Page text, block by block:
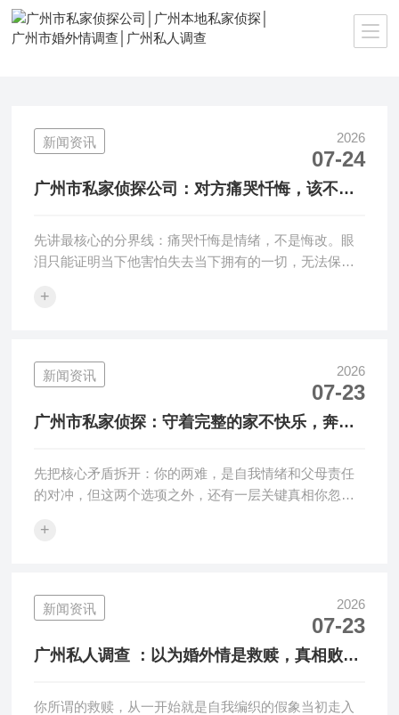
首页
新闻资讯 2026
07-24
广州市私家侦探公司：对方痛哭忏悔，该不该
先讲最核心的分界线：痛哭忏悔是情绪，不是悔改。眼
泪只能证明当下他害怕失去当下拥有的一切，无法保证
+
新闻资讯 2026
07-23
广州市私家侦探：守着完整的家不快乐，奔赴
先把核心矛盾拆开：你的两难，是自我情绪和父母责任
的对冲，但这两个选项之外，还有一层关键真相你忽略
+
新闻资讯 2026
07-23
广州私人调查 ：以为婚外情是救赎，真相败露
你所谓的救赎，从一开始就是自我编织的假象当初走入